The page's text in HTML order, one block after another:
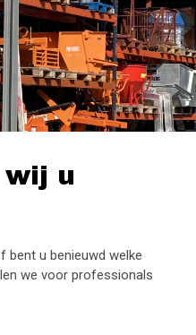
wij u
bent u benieuwd welke
we voor professionals